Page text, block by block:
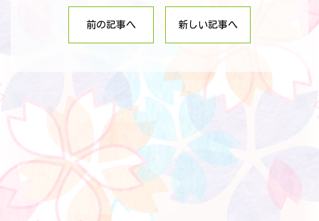
前の記事へ 新しい記事へ